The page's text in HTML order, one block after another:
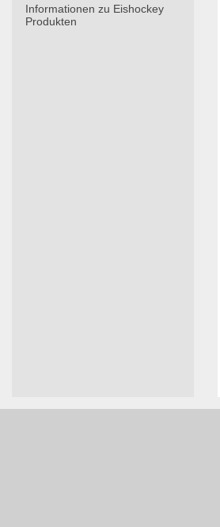
Informationen zu Eishockey
Produkten